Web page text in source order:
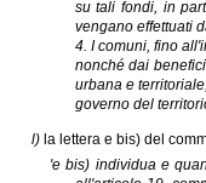
su tali fondi, in
vengano effettuati
4. I comuni, fino
nonché dai
urbana e
governo del
l) la lettera e bis) del
'e bis) individua e